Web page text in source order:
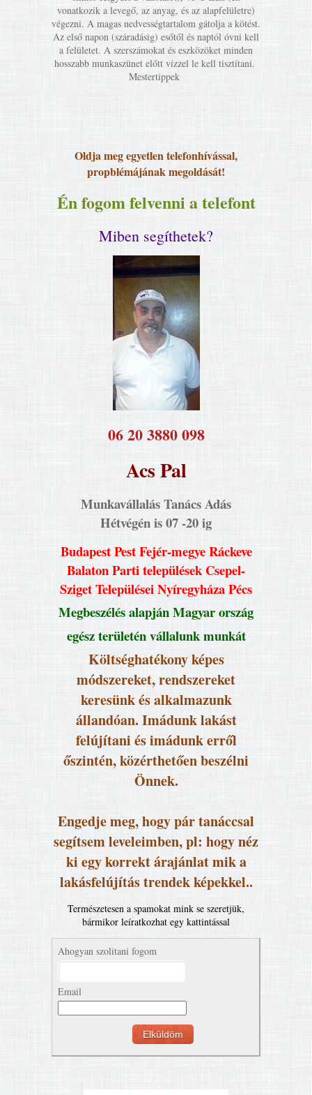
vonatkozik a levegő, az anyag, és az alapfelületre)
végezni. A magas nedvességtartalom gátolja a kötést.
Az első napon (száradásig) esőtől és naptól óvni kell
a felületet. A szerszámokat és eszközöket minden
hosszabb munkaszünet előtt vízzel le kell tisztítani.
Mestertippek
Oldja meg egyetlen telefonhívással,
propblémájának megoldását!
Én fogom felvenni a telefont
Miben segíthetek?
​06 20 3880 098
Acs Pal
Munkavállalás Tanács Adás
Hétvégén is 07 -20 ig
Budapest Pest Fejér-megye Ráckeve
Balaton Parti települések Csepel-
Sziget Települései Nyíregyháza Pécs
Megbeszélés alapján Magyar ország
egész területén vállalunk munkát
Költséghatékony képes
módszereket, rendszereket
keresünk és alkalmazunk
állandóan. Imádunk lakást
felújítani és imádunk erről
őszintén, közérthetően beszélni
Önnek.
Engedje meg, hogy pár tanáccsal
segítsem leveleimben, pl: hogy néz
ki egy korrekt árajánlat mik a
lakásfelújítás trendek képekkel..
Természetesen a spamokat mink se szeretjük,
bármikor leíratkozhat egy kattintással
Ahogyan szolitani fogom
Email